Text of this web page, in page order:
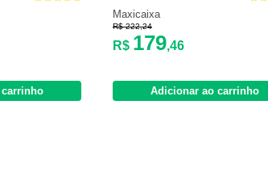
Maxicaixa
R$ 222,24
R$ 179,46
Adicionar ao carrinho